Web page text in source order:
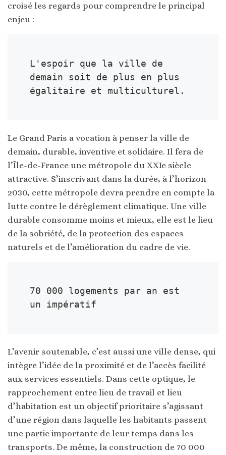
croisé les regards pour comprendre le principal
enjeu :
L'espoir que la ville de
demain soit de plus en plus
égalitaire et multiculturel.
Le Grand Paris a vocation à penser la ville de
demain, durable, inventive et solidaire. Il fera de
l’Île-de-France une métropole du XXIe siècle
attractive. S’inscrivant dans la durée, à l’horizon
2030, cette métropole devra prendre en compte la
lutte contre le dérèglement climatique. Une ville
durable consomme moins et mieux, elle est le lieu
de la sobriété, de la protection des espaces
naturels et de l’amélioration du cadre de vie.
70 000 logements par an est
un impératif
L’avenir soutenable, c’est aussi une ville dense, qui
intègre l’idée de la proximité et de l’accès facilité
aux services essentiels. Dans cette optique, le
rapprochement entre lieu de travail et lieu
d’habitation est un objectif prioritaire s’agissant
d’une région dans laquelle les habitants passent
une partie importante de leur temps dans les
transports. De même, la construction de 70 000